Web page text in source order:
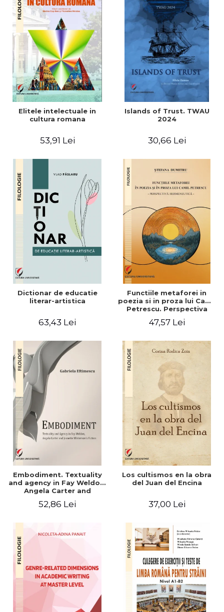
Elitele intelectuale in
cultura romana
53,91 Lei
Islands of Trust. TWAU
2024
30,66 Lei
Dictionar de educatie
literar-artistica
63,43 Lei
Functiile metaforei in
poezia si in proza lui Camil
Petrescu. Perspectiva
47,57 Lei
Embodiment. Textuality
and agency in Fay Weldon,
Angela Carter and
fiction
52,86 Lei
Los cultismos en la obra
del Juan del Encina
37,00 Lei